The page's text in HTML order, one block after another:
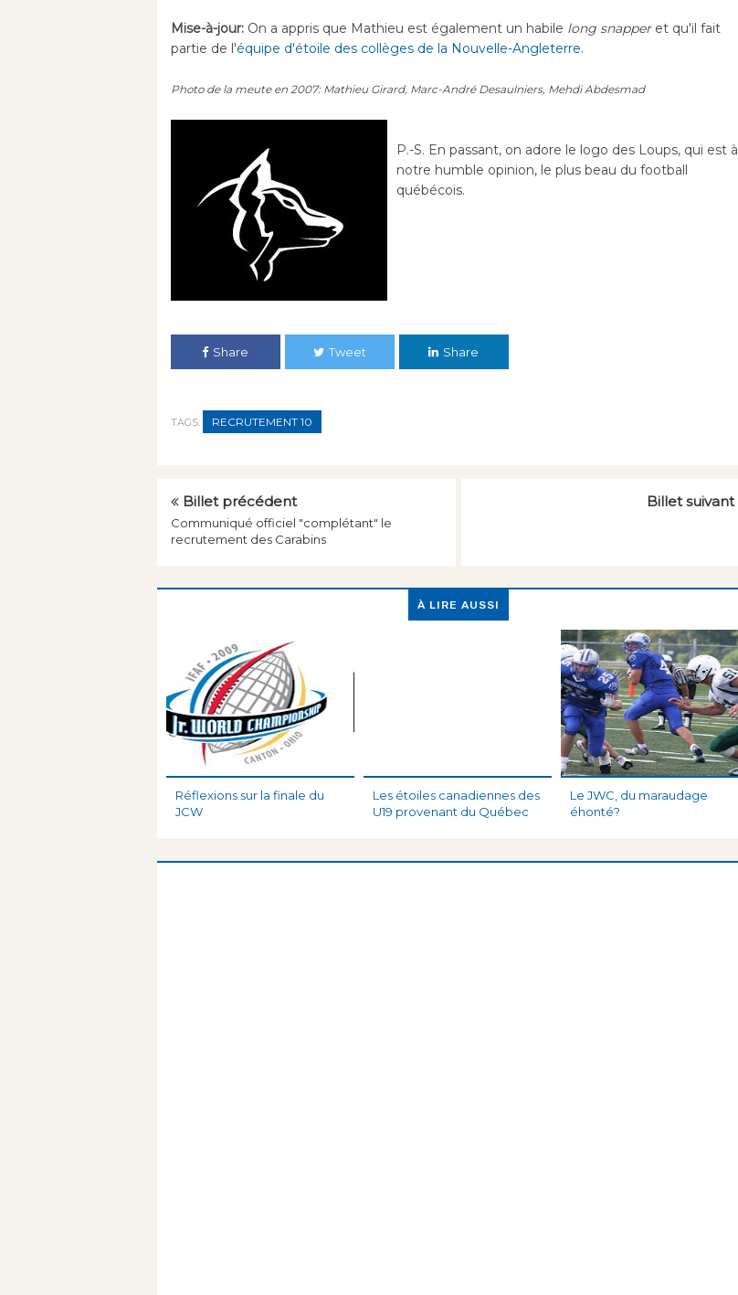
Mise-à-jour: On a appris que Mathieu est également un habile long snapperet qu'il fait
partie de l'équipe d'étoile des collèges de la Nouvelle-Angleterre.
Photo de la meute en 2007: Mathieu Girard, Marc-André Desaulniers, Mehdi Abdesmad
P.-S. En passant, on adore le logo des Loups, qui est à
notre humble opinion, le plus beau du football
québécois.
Share Tweet Share
TAGS: RECRUTEMENT 10
Billet précédent
Communiqué officiel "complétant" le
recrutement des Carabins
Billet suivant
À LIRE AUSSI
Réflexions sur la finale du
JCW
Les étoiles canadiennes des
U19 provenant du Québec
Le JWC, du maraudage
éhonté?